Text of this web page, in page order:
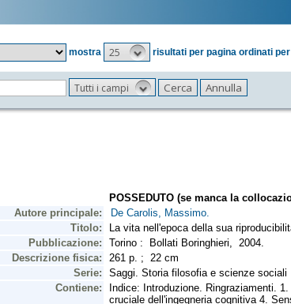
mostra
25 risultati per pagina ordinati per
Tutti i campi